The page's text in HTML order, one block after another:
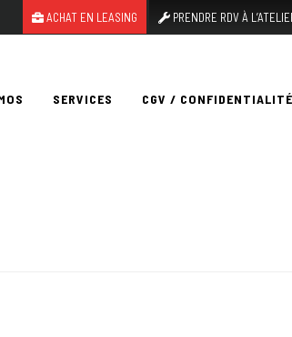
ACHAT EN LEASING PRENDRE RDV À
SERVICES CGV /